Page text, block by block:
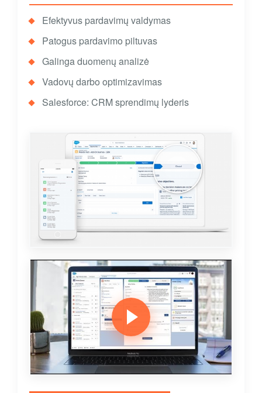
Efektyvus pardavimų valdymas
Patogus pardavimo piltuvas
Galinga duomenų analizė
Vadovų darbo optimizavimas
Salesforce: CRM sprendimų lyderis